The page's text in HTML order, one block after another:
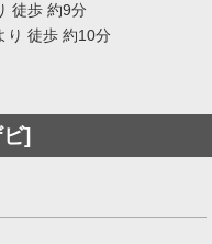
徒歩 約9分
り 徒歩 約10分
]